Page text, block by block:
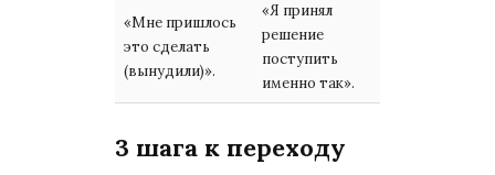
«Мне пришлось
это сделать
(вынудили)».
«Я принял
решение
поступить
именно так».
3 шага к переходу